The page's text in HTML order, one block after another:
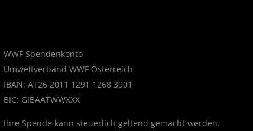
WWF Spendenkonto
Umweltverband WWF Österreich
IBAN: AT26 2011 1291 1268 3901
BIC: GIBAATWWXXX
Ihre Spende kann steuerlich geltend gemacht werden.